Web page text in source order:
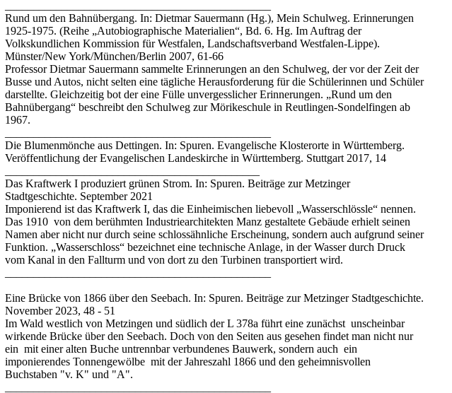
Rund um den Bahnübergang. In: Dietmar Sauermann (Hg.), Mein Schulweg. Erinnerungen
1925-1975. (Reihe „Autobiographische Materialien“, Bd. 6. Hg. Im Auftrag der
Volkskundlichen Kommission für Westfalen, Landschaftsverband Westfalen-Lippe).
Münster/New York/München/Berlin 2007, 61-66
Professor Dietmar Sauermann sammelte Erinnerungen an den Schulweg, der vor der Zeit der
Busse und Autos, nicht selten eine tägliche Herausforderung für die Schülerinnen und Schüler
darstellte. Gleichzeitig bot der eine Fülle unvergesslicher Erinnerungen. „Rund um den
Bahnübergang“ beschreibt den Schulweg zur Mörikeschule in Reutlingen-Sondelfingen ab
1967.
Die Blumenmönche aus Dettingen. In: Spuren. Evangelische Klosterorte in Württemberg.
Veröffentlichung der Evangelischen Landeskirche in Württemberg. Stuttgart 2017, 14
Das Kraftwerk I produziert grünen Strom. In: Spuren. Beiträge zur Metzinger
Stadtgeschichte. September 2021
Imponierend ist das Kraftwerk I, das die Einheimischen liebevoll „Wasserschlössle“ nennen.
Das 1910 von dem berühmten Industriearchitekten Manz gestaltete Gebäude erhielt seinen
Namen aber nicht nur durch seine schlossähnliche Erscheinung, sondern auch aufgrund seiner
Funktion. „Wasserschloss“ bezeichnet eine technische Anlage, in der Wasser durch Druck
vom Kanal in den Fallturm und von dort zu den Turbinen transportiert wird.
Eine Brücke von 1866 über den Seebach. In: Spuren. Beiträge zur Metzinger Stadtgeschichte.
November 2023, 48 - 51
Im Wald westlich von Metzingen und südlich der L 378a führt eine zunächst unscheinbar
wirkende Brücke über den Seebach. Doch von den Seiten aus gesehen findet man nicht nur
ein mit einer alten Buche untrennbar verbundenes Bauwerk, sondern auch ein
imponierendes Tonnengewölbe mit der Jahreszahl 1866 und den geheimnisvollen
Buchstaben "v. K" und "A".